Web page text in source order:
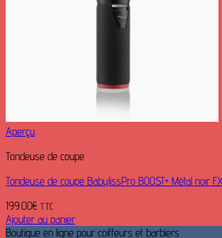
Aperçu
Tondeuse de coupe
Tondeuse de coupe BabylissPro BOOST+ Métal noir
199.00€ TTC
Ajouter au panier
Boutique en ligne pour coiffeurs et barbiers